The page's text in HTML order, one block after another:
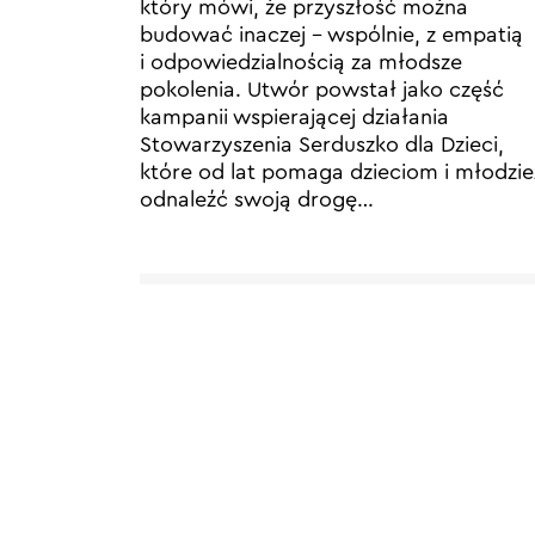
który mówi, że przyszłość można
budować inaczej – wspólnie, z empatią
i odpowiedzialnością za młodsze
pokolenia. Utwór powstał jako część
kampanii wspierającej działania
Stowarzyszenia Serduszko dla Dzieci,
które od lat pomaga dzieciom i
odnaleźć swoją drogę…